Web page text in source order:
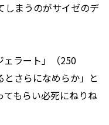
しまうのがサイゼのデ
ェラート」（250
さらになめらか」と
もらい必死にねりね